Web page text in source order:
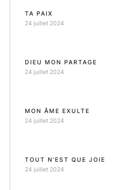
TA PAIX
24 juillet 2024
DIEU MON PARTAGE
24 juillet 2024
MON ÂME EXULTE
24 juillet 2024
TOUT N’EST QUE JOIE
24 juillet 2024